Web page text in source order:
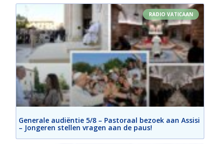
RADIO VATICAAN
Generale audiëntie 5/8 – Pastoraal bezoek aan Assisi
– Jongeren stellen vragen aan de paus!